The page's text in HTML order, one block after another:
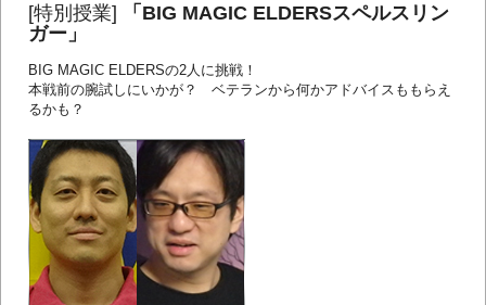
[特別授業]
「BIG MAGIC ELDERSスペルスリン
ガー」
BIG MAGIC ELDERSの2人に挑戦！
本戦前の腕試しにいかが？ ベテランから何かアドバイスももらえ
るかも？